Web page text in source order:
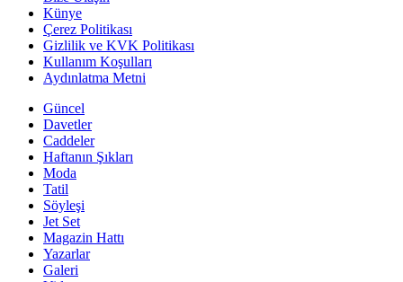
Künye
Çerez Politikası
Gizlilik ve KVK Politikası
Kullanım Koşulları
Aydınlatma Metni
Güncel
Davetler
Caddeler
Haftanın Şıkları
Moda
Tatil
Söyleşi
Jet Set
Magazin Hattı
Yazarlar
Galeri